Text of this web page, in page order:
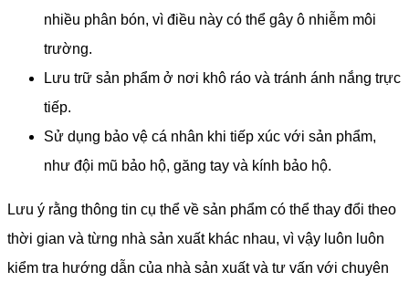
nhiều phân bón, vì điều này có thể gây ô nhiễm môi
trường.
Lưu trữ sản phẩm ở nơi khô ráo và tránh ánh nắng trực
tiếp.
Sử dụng bảo vệ cá nhân khi tiếp xúc với sản phẩm,
như đội mũ bảo hộ, găng tay và kính bảo hộ.
Lưu ý rằng thông tin cụ thể về sản phẩm có thể thay đổi theo
thời gian và từng nhà sản xuất khác nhau, vì vậy luôn luôn
kiểm tra hướng dẫn của nhà sản xuất và tư vấn với chuyên